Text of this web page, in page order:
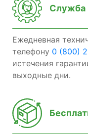
Служба
Ежедневная
телефону 0 (800)
истечения
выходные дни.